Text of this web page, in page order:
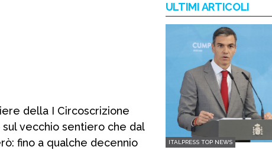
della I Circoscrizione
vecchio sentiero che dal
fino a qualche decennio
ULTIMI ARTICOLI
ITALPRESS TOP NEWS